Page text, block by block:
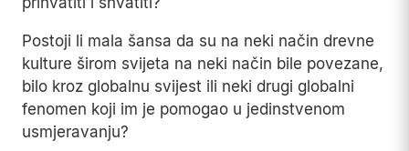
Postoji li mala šansa da su na neki način drevne
kulture širom svijeta na neki način bile povezane,
bilo kroz globalnu svijest ili neki drugi globalni
fenomen koji im je pomogao u jedinstvenom
usmjeravanju?